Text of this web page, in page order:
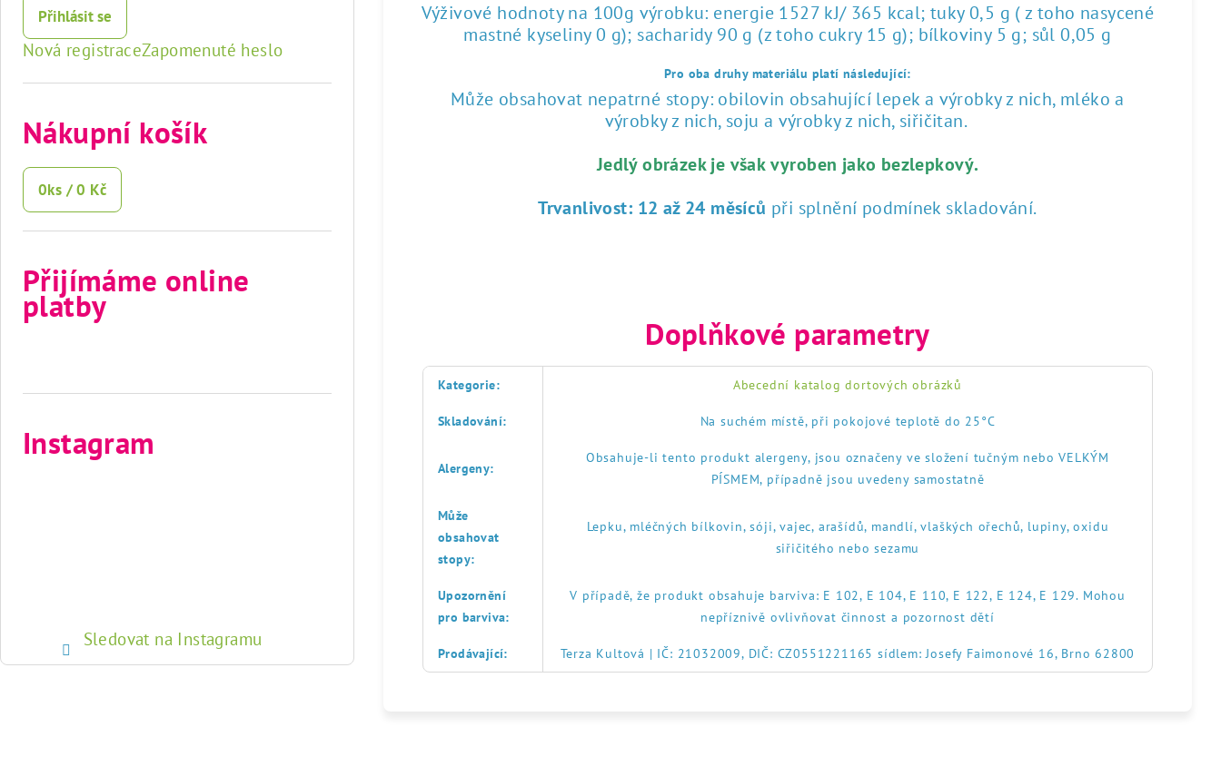
Přihlásit se
Nová registraceZapomenuté heslo
Nákupní košík
0ks /0 Kč
Přijímáme online
platby
Instagram
Sledovat na Instagramu
Výživové hodnoty na 100g výrobku: energie 1527 kJ/ 365 kcal; tuky 0,5 g ( z toho nasycené
mastné kyseliny 0 g); sacharidy 90 g (z toho cukry 15 g); bílkoviny 5 g; sůl 0,05 g
Pro oba druhy materiálu platí následující:
Může obsahovat nepatrné stopy: obilovin obsahující lepek a výrobky z nich, mléko a
výrobky z nich, soju a výrobky z nich, siřičitan.
Jedlý obrázek je však vyroben jako bezlepkový.
Trvanlivost: 12 až 24 měsíců při splnění podmínek skladování.
Doplňkové parametry
Kategorie: Abecední katalog dortových obrázků
Skladování: Na suchém místě, při pokojové teplotě do 25°C
Alergeny:
Obsahuje-li tento produkt alergeny, jsou označeny ve složení tučným nebo VELKÝM
PÍSMEM, případně jsou uvedeny samostatně
Může
obsahovat
stopy:
Lepku, mléčných bílkovin, sóji, vajec, arašídů, mandlí, vlaškých ořechů, lupiny, oxidu
siřičitého nebo sezamu
Upozornění
pro barviva:
V případě, že produkt obsahuje barviva: E 102, E 104, E 110, E 122, E 124, E 129. Mohou
nepříznivě ovlivňovat činnost a pozornost dětí
Prodávající: Terza Kultová | IČ: 21032009, DIČ: CZ0551221165 sídlem: Josefy Faimonové 16, Brno 62800